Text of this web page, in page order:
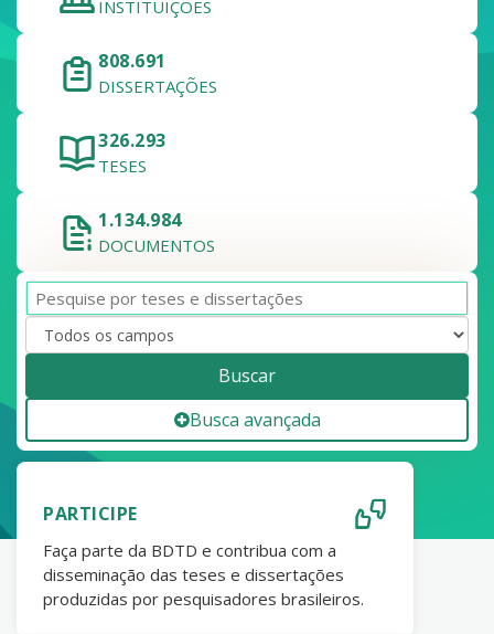
INSTITUIÇÕES
808.691
DISSERTAÇÕES
326.293
TESES
1.134.984
DOCUMENTOS
Buscar
Busca avançada
PARTICIPE
Faça parte da BDTD e contribua com a
disseminação das teses e dissertações
produzidas por pesquisadores brasileiros.